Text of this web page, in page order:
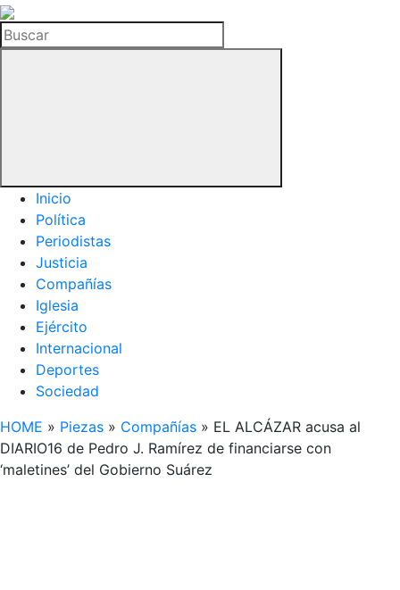
La
Hemeroteca
del
Buscar
Inicio
Política
Periodistas
Justicia
Compañías
Iglesia
Ejército
Internacional
Deportes
Sociedad
HOME » Piezas » Compañías » EL ALCÁZAR acusa al
DIARIO16 de Pedro J. Ramírez de financiarse con
‘maletines’ del Gobierno Suárez